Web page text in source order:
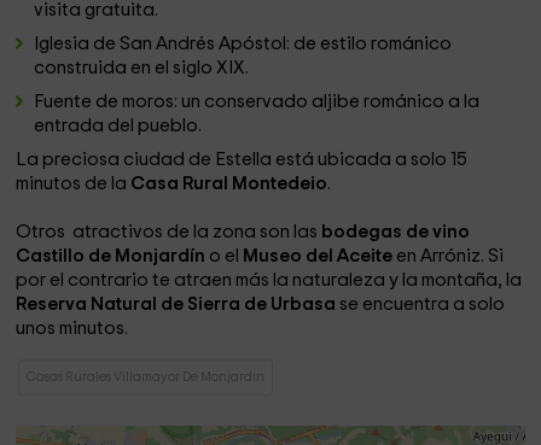
visita gratuita.
Iglesia de San Andrés Apóstol: de estilo románico
construida en el siglo XIX.
Fuente de moros: un conservado aljibe románico a la
entrada del pueblo.
La preciosa ciudad de Estella está ubicada a solo 15
minutos de la Casa Rural Montedeio.
Otros atractivos de la zona son las bodegas de vino
Castillo de Monjardín o el Museo del Aceite en Arróniz. Si
por el contrario te atraen más la naturaleza y la montaña, la
Reserva Natural de Sierra de Urbasa se encuentra a solo
unos minutos.
Casas Rurales Villamayor De Monjardin